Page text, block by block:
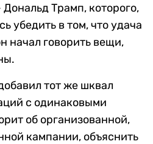
Трамп, которого,
убедить в том, что удача
начал говорить вещи,
тот же шквал
с одинаковыми
об организованной,
кампании, объяснить